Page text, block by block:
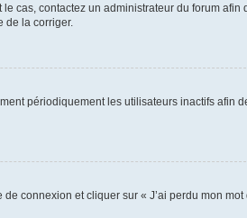
cas, contactez un administrateur du forum afin
de la corriger.
périodiquement les utilisateurs inactifs afin
connexion et cliquer sur « J’ai perdu mon mot